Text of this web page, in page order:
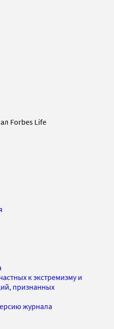
Forbes Life
к экстремизму и
признанных
журнала